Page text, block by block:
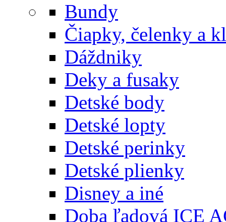
Bundy
Čiapky, čelenky a
Dáždniky
Deky a fusaky
Detské body
Detské lopty
Detské perinky
Detské plienky
Disney a iné
Doba ľadová ICE